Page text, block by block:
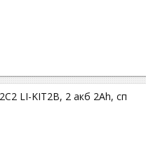
LI-KIT2B, 2 акб 2Ah, сп